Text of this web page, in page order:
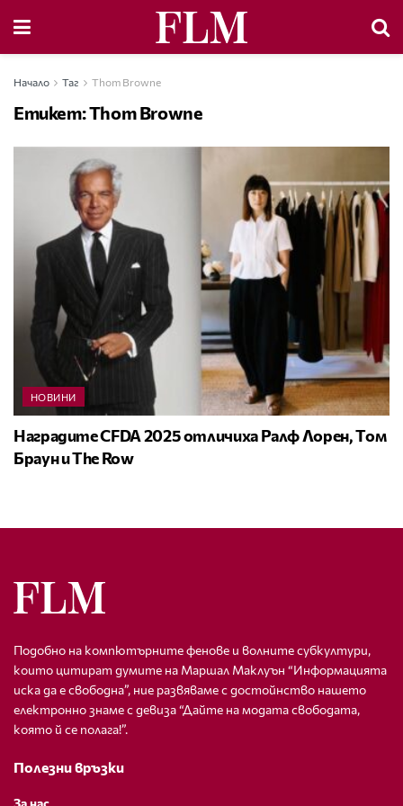
Начало Таг Thom Browne
Етикет:Thom Browne
НОВИНИ
Наградите CFDA 2025 отличиха Ралф Лорен, Том
Браун и The Row
Подобно на компютърните фенове и волните субкултури,
които цитират думите на Маршал Маклуън “Информацията
иска да е свободна”, ние развяваме с достойнство нашето
електронно знаме с девиза “Дайте на модата свободата,
която й се полага!”.
Полезни връзки
За нас